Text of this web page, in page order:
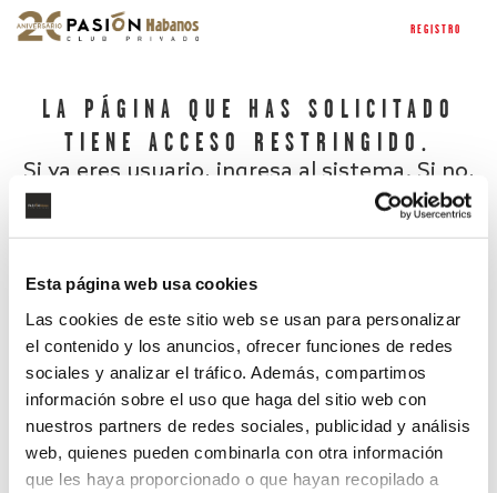
Esta página web usa cookies
Las cookies de este sitio web se usan para personalizar
el contenido y los anuncios, ofrecer funciones de redes
sociales y analizar el tráfico. Además, compartimos
información sobre el uso que haga del sitio web con
nuestros partners de redes sociales, publicidad y análisis
web, quienes pueden combinarla con otra información
que les haya proporcionado o que hayan recopilado a
REGISTRO
LA PÁGINA QUE HAS SOLICITADO
TIENE ACCESO RESTRINGIDO.
Si ya eres usuario, ingresa al sistema. Si no,
¿Has olvidado tu contraseña?